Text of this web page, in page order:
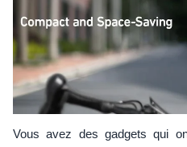
Vous avez des gadgets qui